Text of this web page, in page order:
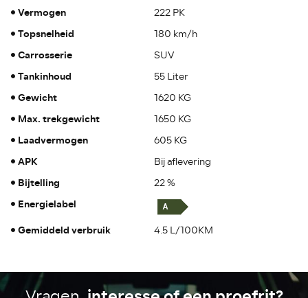
Vermogen 222 PK
Topsnelheid 180 km/h
Carrosserie SUV
Tankinhoud 55 Liter
Gewicht 1620 KG
Max. trekgewicht 1650 KG
Laadvermogen 605 KG
APK Bij aflevering
Bijtelling 22 %
Energielabel
Gemiddeld verbruik
4.5 L/100KM